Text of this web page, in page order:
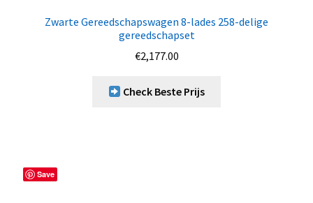
Zwarte Gereedschapswagen 8-lades 258-delige
gereedschapset
€2,177.00
Check Beste Prijs
Save